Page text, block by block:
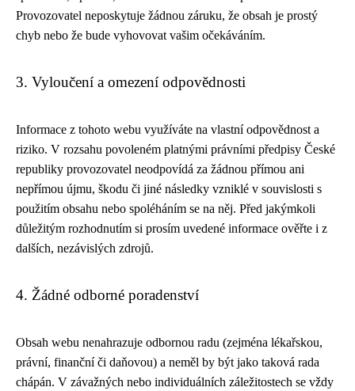
Provozovatel neposkytuje žádnou záruku, že obsah je prostý
chyb nebo že bude vyhovovat vašim očekáváním.
3. Vyloučení a omezení odpovědnosti
Informace z tohoto webu využíváte na vlastní odpovědnost a
riziko. V rozsahu povoleném platnými právními předpisy České
republiky provozovatel neodpovídá za žádnou přímou ani
nepřímou újmu, škodu či jiné následky vzniklé v souvislosti s
použitím obsahu nebo spoléháním se na něj. Před jakýmkoli
důležitým rozhodnutím si prosím uvedené informace ověřte i z
dalších, nezávislých zdrojů.
4. Žádné odborné poradenství
Obsah webu nenahrazuje odbornou radu (zejména lékařskou,
právní, finanční či daňovou) a neměl by být jako taková rada
chápán. V závažných nebo individuálních záležitostech se vždy